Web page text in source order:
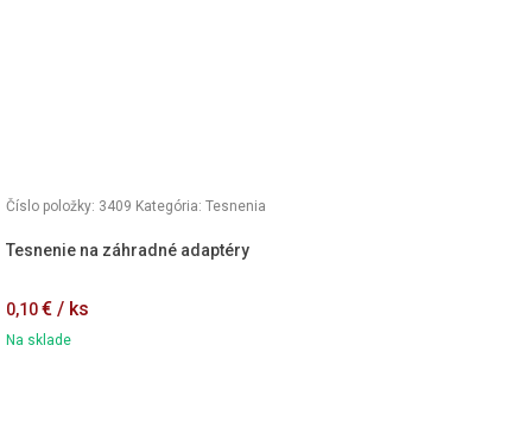
Číslo položky: 3409 Kategória: Tesnenia
Tesnenie na záhradné adaptéry
0,10€ / ks
Na sklade